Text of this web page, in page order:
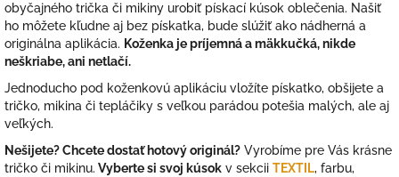
obyčajného trička či mikiny urobiť pískací kúsok oblečenia. Našiť
ho môžete kľudne aj bez pískatka, bude slúžiť ako nádherná a
originálna aplikácia. Koženka je príjemná a mäkkučká, nikde
neškriabe, ani netlačí.
Jednoducho pod koženkovú aplikáciu vložíte pískatko, obšijete a
tričko, mikina či tepláčiky s veľkou parádou potešia malých, ale aj
veľkých.
Nešijete? Chcete dostať hotový originál? Vyrobíme pre Vás krásne
tričko či mikinu. Vyberte si svoj kúsok v sekcii TEXTIL, farbu,